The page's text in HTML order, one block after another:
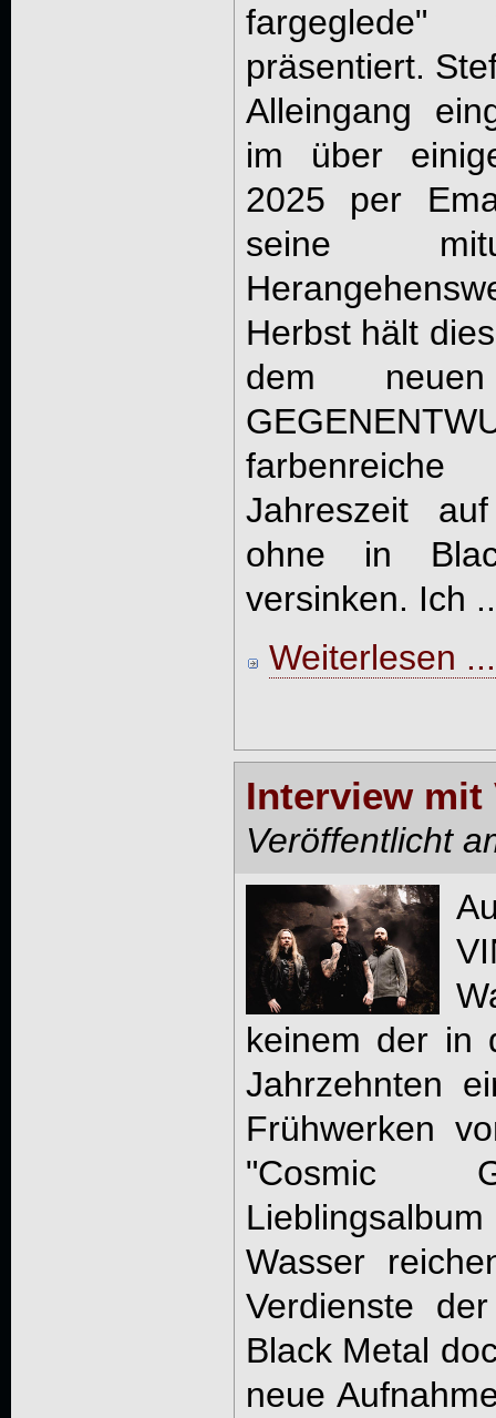
fargeglede"
präsentiert.
Alleingang
im über
2025 per
seine
Herbst hält
dem
Jahreszeit
ohne in
versinken. Ich
Weiterlesen ...
Interview mit
Veröffentlicht
keinem der in
Jahrzehnten
Frühwerken
"Cosmic
Wasser
Verdienste
Black Metal
neue